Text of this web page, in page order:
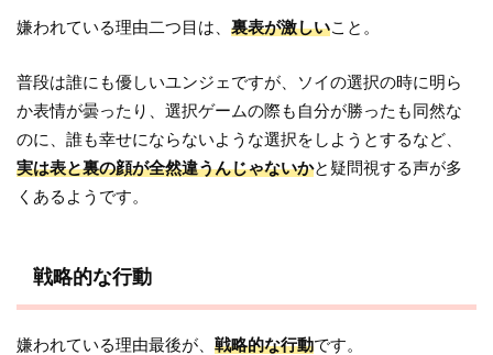
嫌われている理由二つ目は、裏表が激しいこと。
普段は誰にも優しいユンジェですが、ソイの選択の時に明ら
か表情が曇ったり、選択ゲームの際も自分が勝ったも同然な
のに、誰も幸せにならないような選択をしようとするなど、
実は表と裏の顔が全然違うんじゃないかと疑問視する声が多
くあるようです。
戦略的な行動
嫌われている理由最後が、戦略的な行動です。